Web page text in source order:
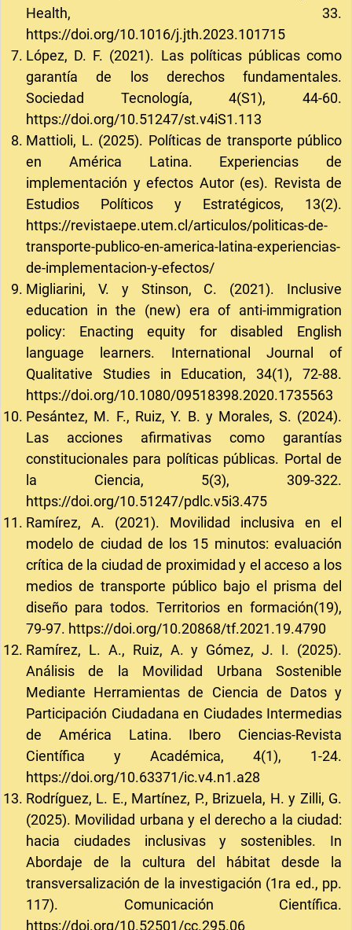
Health, 33.
https://doi.org/10.1016/j.jth.2023.101715
López, D. F. (2021). Las políticas públicas como
garantía de los derechos fundamentales.
Sociedad Tecnología, 4(S1), 44-60.
https://doi.org/10.51247/st.v4iS1.113
Mattioli, L. (2025). Políticas de transporte público
en América Latina. Experiencias de
implementación y efectos Autor (es). Revista de
Estudios Políticos y Estratégicos, 13(2).
https://revistaepe.utem.cl/articulos/politicas-de-
transporte-publico-en-america-latina-experiencias-
de-implementacion-y-efectos/
Migliarini, V. y Stinson, C. (2021). Inclusive
education in the (new) era of anti-immigration
policy: Enacting equity for disabled English
language learners. International Journal of
Qualitative Studies in Education, 34(1), 72-88.
https://doi.org/10.1080/09518398.2020.1735563
Pesántez, M. F., Ruiz, Y. B. y Morales, S. (2024).
Las acciones afirmativas como garantías
constitucionales para políticas públicas. Portal de
la Ciencia, 5(3), 309-322.
https://doi.org/10.51247/pdlc.v5i3.475
Ramírez, A. (2021). Movilidad inclusiva en el
modelo de ciudad de los 15 minutos: evaluación
crítica de la ciudad de proximidad y el acceso a los
medios de transporte público bajo el prisma del
diseño para todos. Territorios en formación(19),
79-97. https://doi.org/10.20868/tf.2021.19.4790
Ramírez, L. A., Ruiz, A. y Gómez, J. I. (2025).
Análisis de la Movilidad Urbana Sostenible
Mediante Herramientas de Ciencia de Datos y
Participación Ciudadana en Ciudades Intermedias
de América Latina. Ibero Ciencias-Revista
Científica y Académica, 4(1), 1-24.
https://doi.org/10.63371/ic.v4.n1.a28
Rodríguez, L. E., Martínez, P., Brizuela, H. y Zilli, G.
(2025). Movilidad urbana y el derecho a la ciudad:
hacia ciudades inclusivas y sostenibles. In
Abordaje de la cultura del hábitat desde la
transversalización de la investigación (1ra ed., pp.
117). Comunicación Científica.
https://doi.org/10.52501/cc.295.06